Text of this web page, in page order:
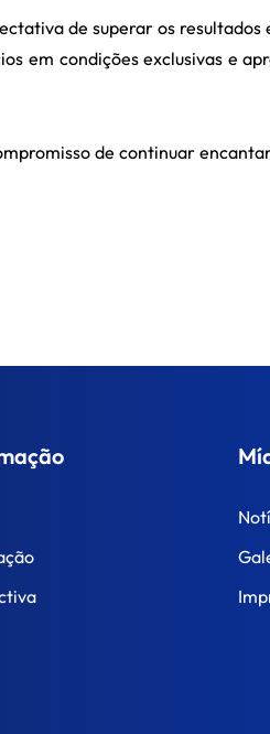
de superar os resultados
em condições exclusivas e
de continuar